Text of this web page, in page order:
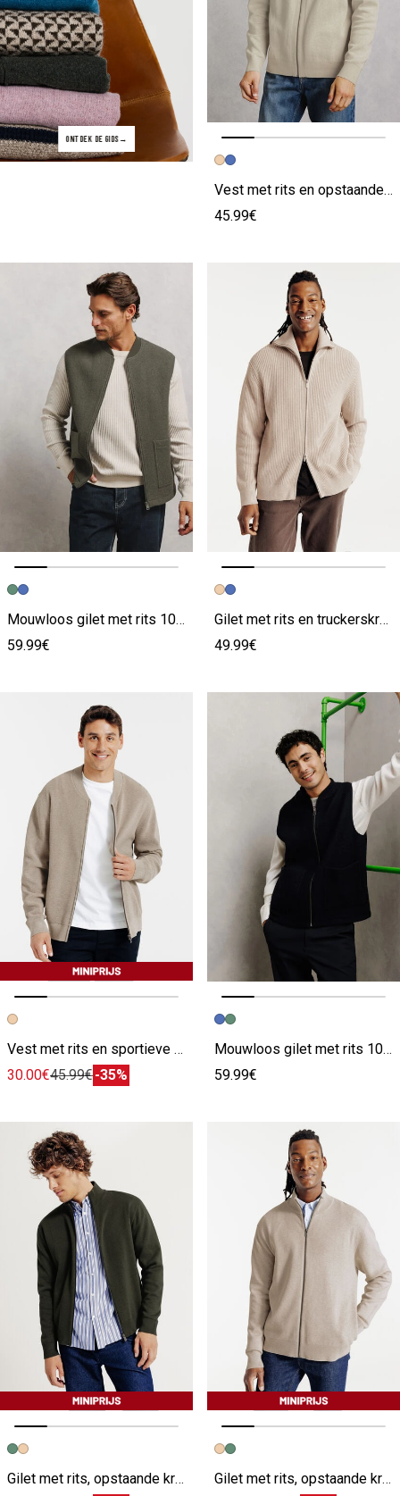
ONTDEK DE GIDS
Vorige afbeelding
Volgende beeld
Vest met rits en opstaande kraag
45.99€
Vorige afbeelding
Volgende beeld
Mouwloos gilet met rits 100% wol
59.99€
Vorige afbeelding
Volgende beeld
Gilet met rits en truckerskraag
49.99€
Vorige afbeelding
Volgende beeld
Vest met rits en sportieve kraag
30.00€45.99€-35%
Vorige afbeelding
Volgende beeld
Mouwloos gilet met rits 100% wol
59.99€
Vorige afbeelding
Volgende beeld
Gilet met rits, opstaande kraag
Vorige afbeelding
Volgende beeld
Gilet met rits, opstaande kraag